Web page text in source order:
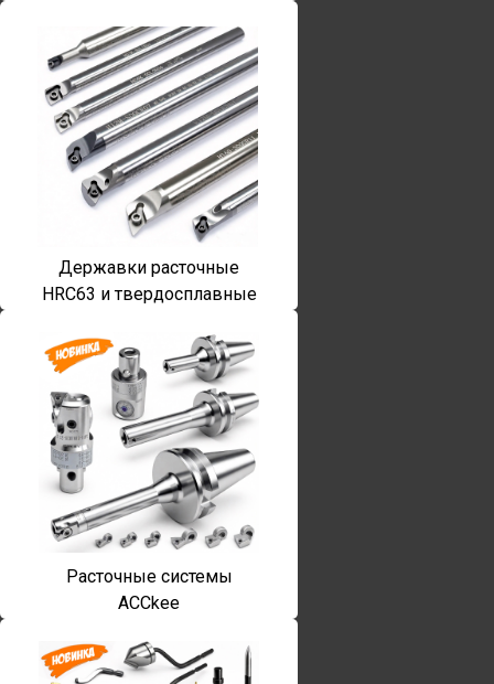
Державки расточные
HRC63 и твердосплавные
Расточные системы
ACCkee